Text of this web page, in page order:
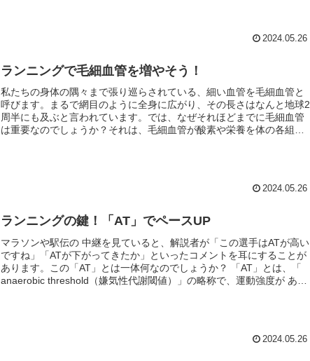
は、特別な道具や場所を必要とせず、気軽に始められるのも魅力で
的に脂肪を燃焼し、理想の体型に近づきましょう。
2024.05.26
ランニングで毛細血管を増やそう！
私たちの身体の隅々まで張り巡らされている、細い血管を毛細血管と
呼びます。まるで網目のように全身に広がり、その長さはなんと地球2
周半にも及ぶと言われています。では、なぜそれほどまでに毛細血管
は重要なのでしょうか？それは、毛細血管が酸素や栄養を体の各組織
ためのエネルギーを得たり、健康を維持したりすることができるので
2024.05.26
ランニングの鍵！「AT」でペースUP
マラソンや駅伝の 中継を見ていると、解説者が「この選手はATが高い
ですね」「ATが下がってきたか」といったコメントを耳にすることが
あります。この「AT」とは一体何なのでしょうか？ 「AT」とは、「
anaerobic threshold（嫌気性代謝閾値）」の略称で、運動強度が ある
だけではエネルギーの需要に追いつかなくなり、代わりに体内で乳酸
2024.05.26